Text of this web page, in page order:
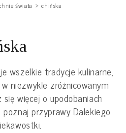
świata chińska
wszelkie tradycje kulinarne,
niezwykle zróżnicowanym
więcej o upodobaniach
przyprawy Dalekiego